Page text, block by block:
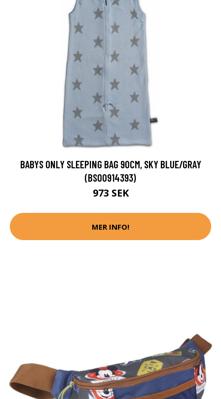
BABYS ONLY SLEEPING BAG 90CM, SKY BLUE/GRAY
(BSO0914393)
973 SEK
MER INFO!